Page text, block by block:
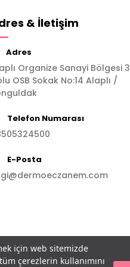
için web sitemizde
çerezlerin kullanımını
& İletişim
Adres
Organize Sanayi Bölgesi 3
OSB Sokak No:14 Alaplı /
Telefon Numarası
E-Posta